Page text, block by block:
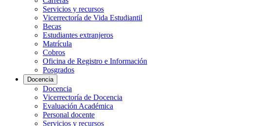
Servicios y recursos
Vicerrectoría de Vida Estudiantil
Becas
Estudiantes extranjeros
Matrícula
Cobros
Oficina de Registro e Información
Posgrados
Docencia
Docencia
Vicerrectoría de Docencia
Evaluación Académica
Personal docente
Servicios y recursos